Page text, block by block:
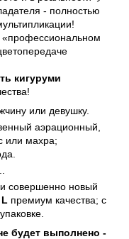
- полностью
«профессиональном
кигуруми
или девушку.
аэрационный,
или махра;
совершенно новый
премиум качества; с
будет выполнено -